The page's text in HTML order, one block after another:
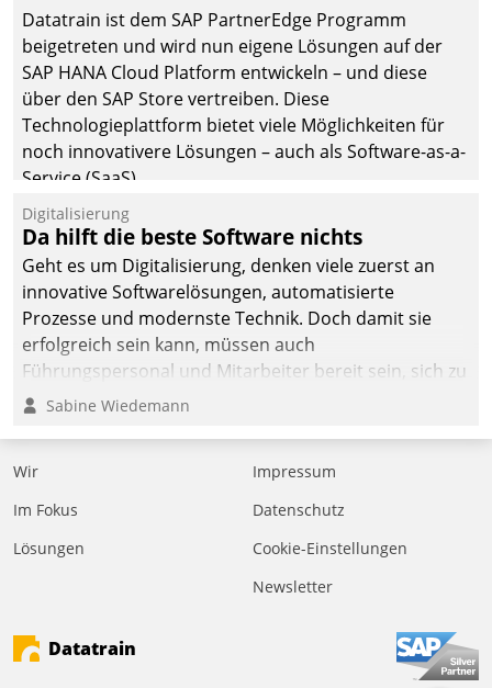
Eingriff bietende Lösung.
Zur Entwicklung setzte
man auf
Cloudtechnologie,
bewährte und Startup-
Partner sowie erstmals
agile Projektmethoden.
Datatrain ist dem SAP PartnerEdge Programm
beigetreten und wird nun eigene Lösungen auf der
SAP HANA Cloud Platform entwickeln – und diese
über den SAP Store vertreiben. Diese
Technologieplattform bietet viele Möglichkeiten für
noch innovativere Lösungen – auch als Software-as-a-
Service (SaaS).
Digitalisierung
Da hilft die beste Software nichts
Geht es um Digitalisierung, denken viele zuerst an
innovative Softwarelösungen, automatisierte
Prozesse und modernste Technik. Doch damit sie
erfolgreich sein kann, müssen auch
Führungspersonal und Mitarbeiter bereit sein, sich zu
verändern und anzupassen, sonst werden sie an ihr
Sabine Wiedemann
Wir
Im Fokus
Lösungen
Impressum
Datenschutz
Cookie-Einstellungen
Newsletter
Datatrain